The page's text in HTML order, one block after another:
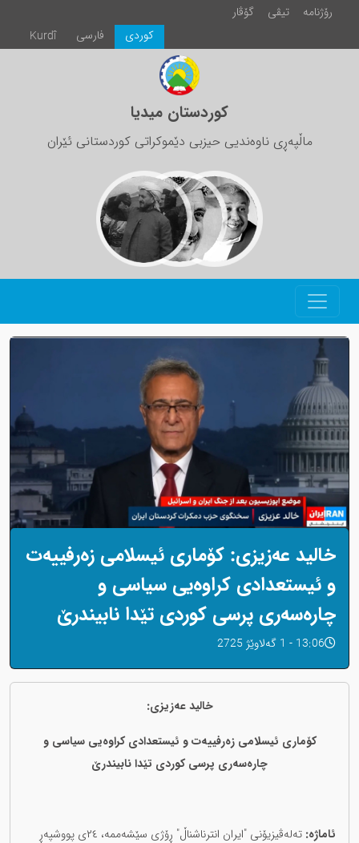
رۆژنامە تیڤی
گۆڤار
Kurdî
فارسی كوردی
کوردستان میدیا
ماڵپەڕی ناوەندیی حیزبی دێموکراتی کوردستانی ئێران
خالید عەزیزی: کۆماری ئیسلامی زەرفییەت
و ئیستعدادی کراوەیی سیاسی و
چارەسەری پرسی کوردی تێدا نابیندرێ
13:06 - 1 گەلاوێژ 2725
خالید عەزیزی:
کۆماری ئیسلامی زەرفییەت و ئیستعدادی کراوەیی سیاسی و
چارەسەری پرسی کوردی تێدا نابیندرێ
ئاماژە:
تەلەڤیزیۆنی "ایران انترناشناڵ" ڕۆژی سێشەممە، ٢٤ی پووشپەڕ